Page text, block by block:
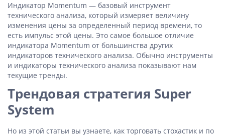
Индикатор Momentum — базовый инструмент
технического анализа, который измеряет величину
изменения цены за определенный период времени, то
есть импульс этой цены. Это самое большое отличие
индикатора Momentum от большинства других
индикаторов технического анализа. Обычно инструменты
и индикаторы технического анализа показывают нам
текущие тренды.
Трендовая стратегия Super
System
Но из этой статьи вы узнаете, как торговать стохастик и по